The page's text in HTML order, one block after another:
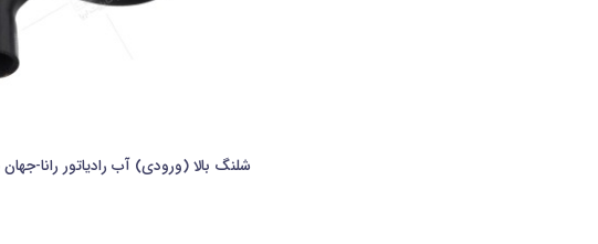
شلنگ بالا (ورودی) آب رادیاتور رانا-